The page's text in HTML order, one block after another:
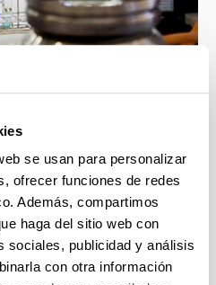
se usan para personalizar
ofrecer funciones de redes
Además, compartimos
haga del sitio web con
sociales, publicidad y análisis
con otra información
calidad docente e
la mejor formación
en el grado.
un ambiente científico que
de investigación